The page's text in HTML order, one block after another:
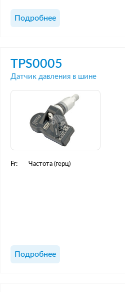
Подробнее
TPS0005
Датчик давления в шине
Fr: Частота (герц)
Подробнее